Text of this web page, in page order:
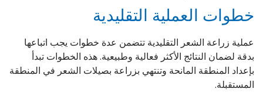
خطوات العملية التقليدية
عملية زراعة الشعر التقليدية تتضمن عدة خطوات يجب اتباعها
بدقة لضمان النتائج الأكثر فعالية وطبيعية. هذه الخطوات تبدأ
بإعداد المنطقة المانحة وتنتهي بزراعة بصيلات الشعر في المنطقة
المستقبلة.